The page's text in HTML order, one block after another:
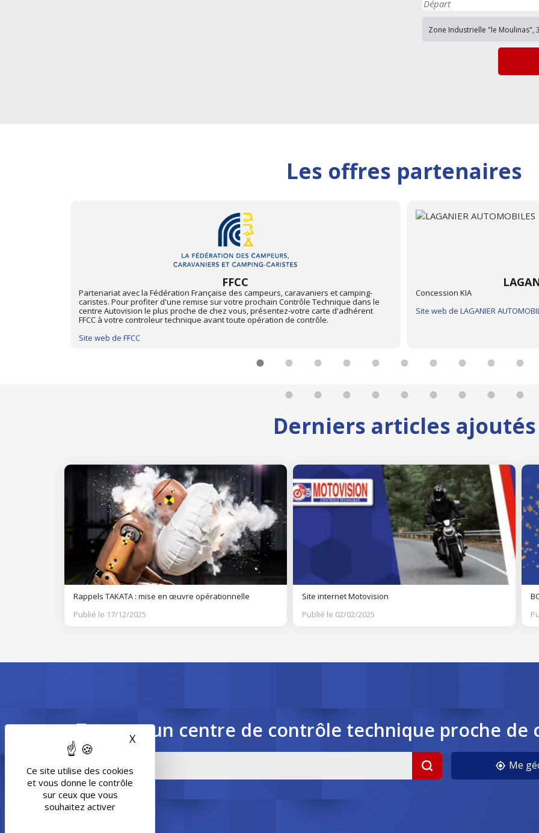
Ce site utilise des cookies
et vous donne le contrôle
sur ceux que vous
souhaitez activer
X Masquer le bandeau des cookies
Les offres partenaires
LAGANIER AUTOMOBILES
Concession KIA
Site web de LAGANIER AUTOMOBILES
Concession CROSSCAMP
Site web de Cevenn'Campers
Derniers articles ajoutés
Rappels TAKATA : mise en œuvre opérationnelle
Publié le 17/12/2025
Site internet Motovision
Publié le 02/02/2025
Trouvez un centre de contrôle technique proche de
Me